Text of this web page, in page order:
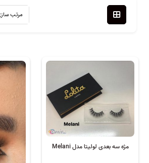
مژه سه بعدی لولیتا مدل Melani